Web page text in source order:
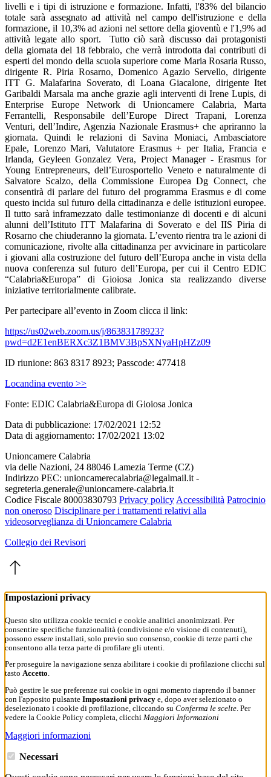
livelli e i tipi di istruzione e formazione. Infatti, l'83% del bilancio
totale sarà assegnato ad attività nel campo dell'istruzione e della
formazione, il 10,3% ad azioni nel settore della gioventù e l'1,9% ad
attività legate allo sport. Tutto ciò sarà discusso dai protagonisti
della giornata del 18 febbraio, che verrà introdotta dai contributi di
esperti del mondo della scuola superiore come Maria Rosaria Russo,
dirigente R. Piria Rosarno, Domenico Agazio Servello, dirigente
ITT G. Malafarina Soverato, di Loana Giacalone, dirigente Itet
Garibaldi Marsala ma anche grazie agli interventi di Irene Lupis, di
Enterprise Europe Network di Unioncamere Calabria, Marta
Ferrantelli, Responsabile dell’Europe Direct Trapani, Lorenza
Venturi, dell’Indire, Agenzia Nazionale Erasmus+ che apriranno la
giornata. Quindi le relazioni di Savina Moniaci, Ambasciatore
Epale, Lorenzo Mari, Valutatore Erasmus + per Italia, Francia e
Irlanda, Geyleen Gonzalez Vera, Project Manager - Erasmus for
Young Entrepreneurs, dell’Eurosportello Veneto e naturalmente di
Salvatore Scalzo, della Commissione Europea Dg Connect, che
consentirà di parlare del futuro del programma Erasmus e di come
questo incida sul futuro della cittadinanza e delle istituzioni europee.
Il tutto sarà inframezzato dalle testimonianze di docenti e di alcuni
alunni dell’Istituto ITT Malafarina di Soverato e del IIS Piria di
Rosarno che chiuderanno la giornata. L’evento rientra tra le azioni di
comunicazione, rivolte alla cittadinanza per avvicinare in particolare
i giovani alla costruzione del futuro dell’Europa anche in vista della
nuova conferenza sul futuro dell’Europa, per cui il Centro EDIC
“Calabria&Europa” di Gioiosa Jonica sta realizzando diverse
iniziative territorialmente calibrate.
Per partecipare all’evento in Zoom clicca il link:
https://us02web.zoom.us/j/86383178923?
pwd=d2E1enBERXc3Z1BMV3BpSXNyaHpHZz09
ID riunione: 863 8317 8923; Passcode: 477418
Locandina evento >>
Fonte: EDIC Calabria&Europa di Gioiosa Jonica
Data di pubblicazione: 17/02/2021 12:52
Data di aggiornamento: 17/02/2021 13:02
Unioncamere Calabria
via delle Nazioni, 24 88046 Lamezia Terme (CZ)
Indirizzo PEC: unioncamerecalabria@legalmail.it -
segreteria.generale@unioncamere-calabria.it
Codice Fiscale 80003830793 Privacy policy Accessibilità Patrocinio
non oneroso Disciplinare per i trattamenti relativi alla
videosorveglianza di Unioncamere Calabria
Collegio dei Revisori
Impostazioni privacy
Questo sito utilizza cookie tecnici e cookie analitici anonimizzati. Per
consentire specifiche funzionalità (condivisione e/o visione di contenuti),
possono essere installati, solo previo suo consenso, cookie di terze parti che
consentono alla terza parte di profilare gli utenti.
Per proseguire la navigazione senza abilitare i cookie di profilazione clicchi sul
tasto Accetto.
Può gestire le sue preferenze sui cookie in ogni momento riaprendo il banner
con l'apposito pulsante Impostazioni privacy e, dopo aver selezionato o
deselezionato i cookie di profilazione, cliccando su Conferma le scelte. Per
vedere la Cookie Policy completa, clicchi Maggiori Informazioni
Maggiori informazioni
Necessari